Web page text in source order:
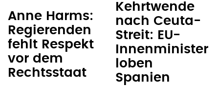
Anne Harms:
Regierenden
fehlt Respekt
vor dem
Rechtsstaat
Kehrtwende
nach Ceuta-
Streit: EU-
Innenminister
loben
Spanien